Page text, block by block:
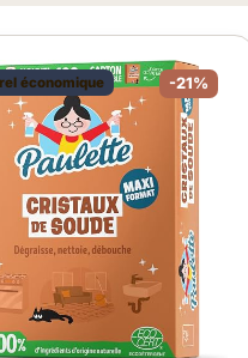
économique -21%